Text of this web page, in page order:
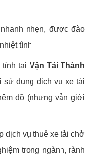
nhẹn, được đào
tình
tại Vận Tải Thành
sử dụng dịch vụ xe tải
đồ (nhưng vẫn giới
dịch vụ thuê xe tải chở
trong ngành, rành